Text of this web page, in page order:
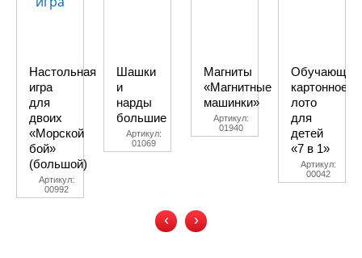
Настольная
игра
для
двоих
«Морской
бой»
(большой)
Артикул:
00992
Шашки
и
нарды
большие
Артикул:
01069
Магниты
«Магнитные
машинки»
Артикул:
01940
Обучающее
картонное
лото
для
детей
«7 в 1»
Артикул:
00042
‹ ›